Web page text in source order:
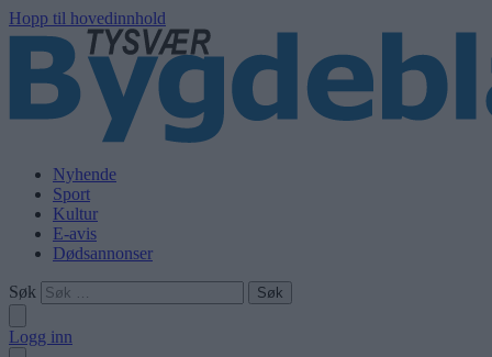
Hopp til hovedinnhold
Nyhende
Sport
Kultur
E-avis
Dødsannonser
Søk
Logg inn